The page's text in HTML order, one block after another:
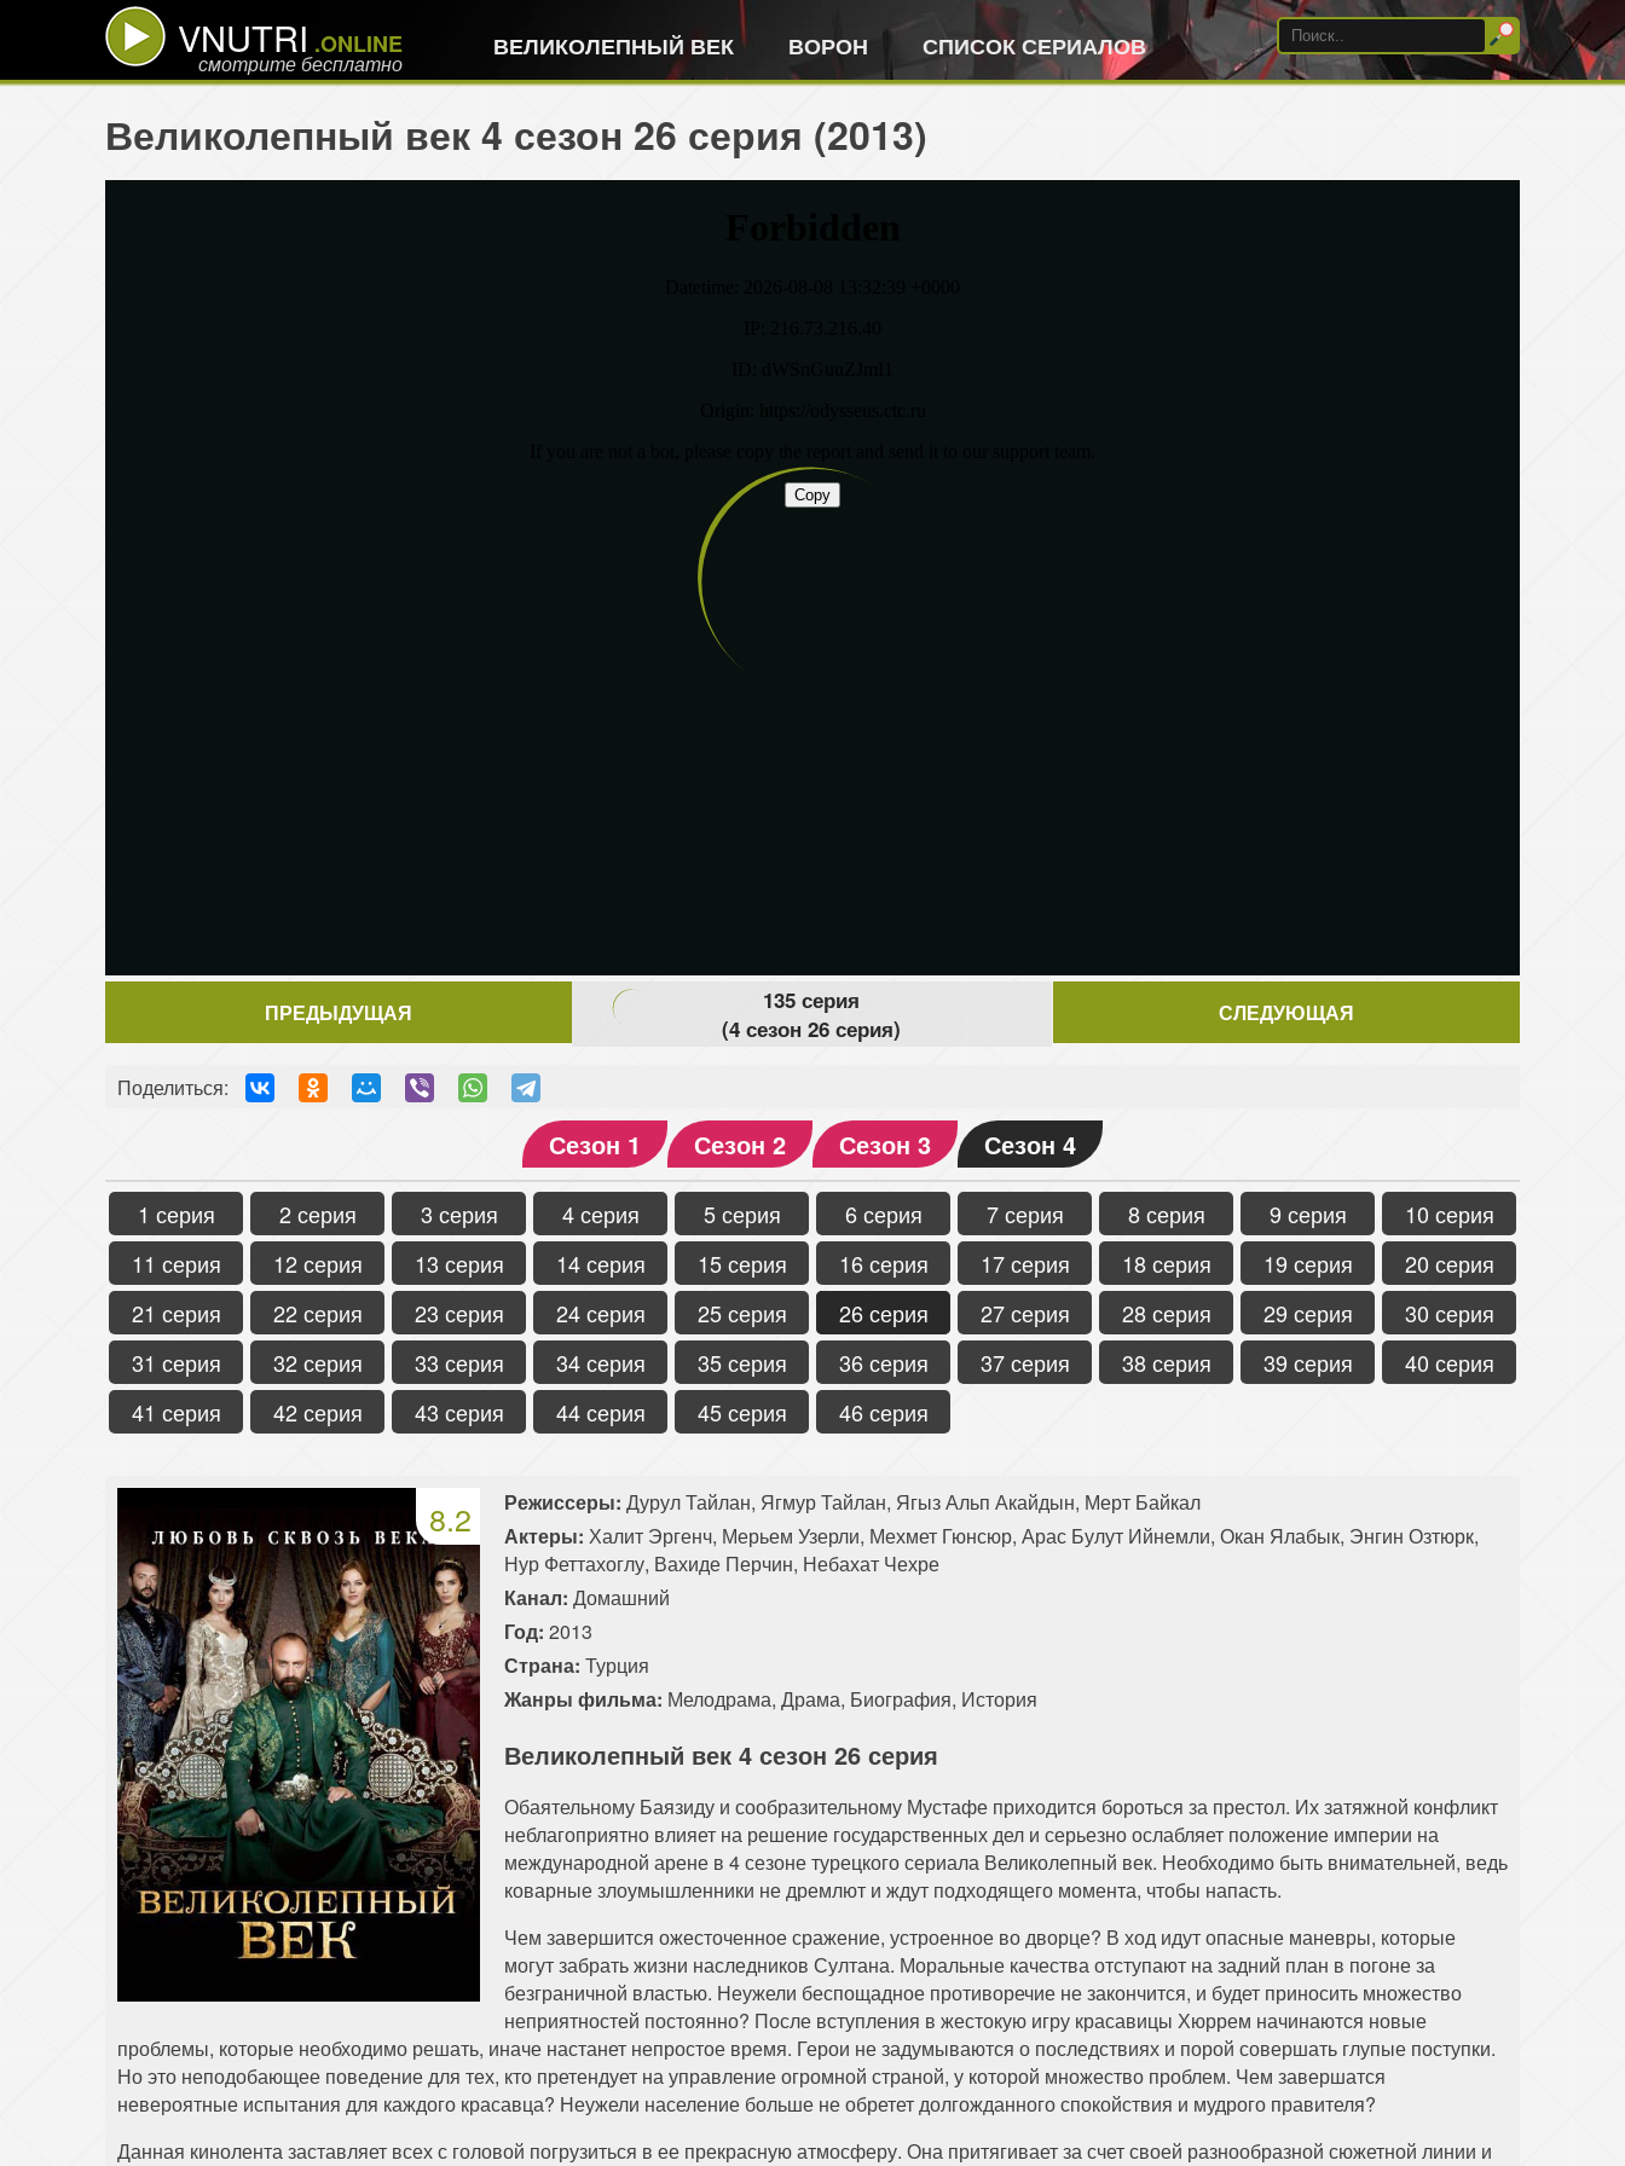
VNUTRI .ONLINE
смотрите бесплатно
ВЕЛИКОЛЕПНЫЙ ВЕК ВОРОН СПИСОК СЕРИАЛОВ
Великолепный век 4 сезон 26 серия (2013)
ПРЕДЫДУЩАЯ
135 серия
(4 сезон 26 серия)
СЛЕДУЮЩАЯ
Поделиться:
Сезон 1 Сезон 2 Сезон 3 Сезон 4
1 серия 2 серия 3 серия 4 серия 5 серия 6 серия 7 серия 8 серия 9 серия
10 серия
11 серия
12 серия 13 серия 14 серия 15 серия 16 серия 17 серия 18 серия 19 серия
20 серия
21 серия
22 серия 23 серия 24 серия 25 серия 26 серия 27 серия 28 серия 29 серия
30 серия
31 серия
32 серия 33 серия 34 серия 35 серия 36 серия 37 серия 38 серия 39 серия
40 серия
41 серия
42 серия 43 серия 44 серия 45 серия 46 серия
8.2 Режиссеры: Дурул Тайлан, Ягмур Тайлан, Ягыз Альп Акайдын, Мерт Байкал
Актеры: Халит Эргенч, Мерьем Узерли, Мехмет Гюнсюр, Арас Булут Ийнемли, Окан Ялабык, Энгин Озтюрк,
Нур Феттахоглу, Вахиде Перчин, Небахат Чехре
Канал: Домашний
Год: 2013
Страна: Турция
Жанры фильма: Мелодрама, Драма, Биография, История
Великолепный век 4 сезон 26 серия
Обаятельному Баязиду и сообразительному Мустафе приходится бороться за престол. Их затяжной конфликт
неблагоприятно влияет на решение государственных дел и серьезно ослабляет положение империи на
международной арене в 4 сезоне турецкого сериала Великолепный век. Необходимо быть внимательней, ведь
коварные злоумышленники не дремлют и ждут подходящего момента, чтобы напасть.
Чем завершится ожесточенное сражение, устроенное во дворце? В ход идут опасные маневры, которые
могут забрать жизни наследников Султана. Моральные качества отступают на задний план в погоне за
безграничной властью. Неужели беспощадное противоречие не закончится, и будет приносить множество
неприятностей постоянно? После вступления в жестокую игру красавицы Хюррем начинаются новые
проблемы, которые необходимо решать, иначе настанет непростое время. Герои не задумываются о последствиях и порой совершать глупые поступки.
Но это неподобающее поведение для тех, кто претендует на управление огромной страной, у которой множество проблем. Чем завершатся
невероятные испытания для каждого красавца? Неужели население больше не обретет долгожданного спокойствия и мудрого правителя?
Данная кинолента заставляет всех с головой погрузиться в ее прекрасную атмосферу. Она притягивает за счет своей разнообразной сюжетной линии и